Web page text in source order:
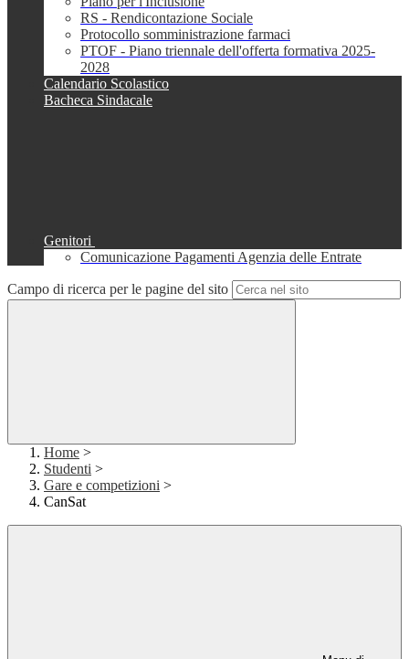
RS - Rendicontazione Sociale
Protocollo somministrazione farmaci
PTOF - Piano triennale dell'offerta formativa 2025-
2028
Calendario Scolastico
Bacheca Sindacale
Genitori
Comunicazione Pagamenti Agenzia delle Entrate
Campo di ricerca per le pagine del sito
Home >
Studenti >
Gare e competizioni >
CanSat